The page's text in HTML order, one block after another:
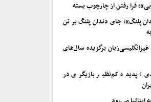
فرا رفتن از چارچوب بسته
پلنگ»؛ جای دندان پلنگ بر تن
غیرانگلیسی‌زبان برگزیده سال‌های
پدیده کم‌نظیر بازیگری در